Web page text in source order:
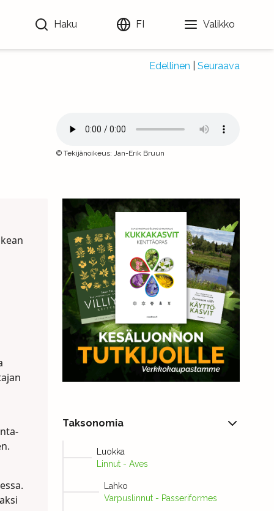
Haku FI Valikko
Edellinen Seuraava
© Tekijänoikeus: Jan-Erik Bruun
Taksonomia
Luokka
Linnut - Aves
Lahko
Varpuslinnut - Passeriformes